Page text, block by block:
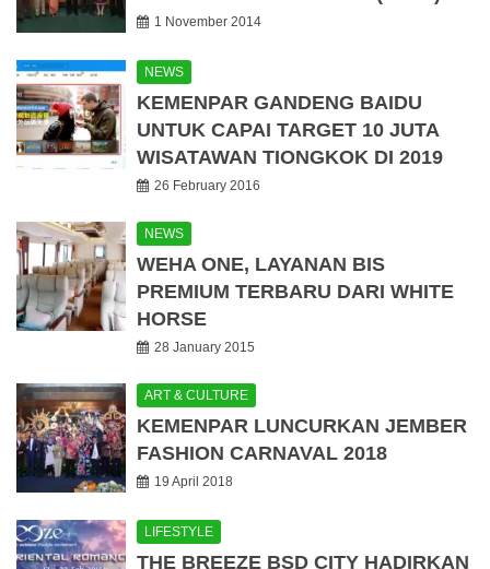
1 November 2014
NEWS
KEMENPAR GANDENG BAIDU
UNTUK CAPAI TARGET 10 JUTA
WISATAWAN TIONGKOK DI 2019
26 February 2016
NEWS
WEHA ONE, LAYANAN BIS
PREMIUM TERBARU DARI WHITE
HORSE
28 January 2015
ART & CULTURE
KEMENPAR LUNCURKAN JEMBER
FASHION CARNAVAL 2018
19 April 2018
LIFESTYLE
THE BREEZE BSD CITY HADIRKAN